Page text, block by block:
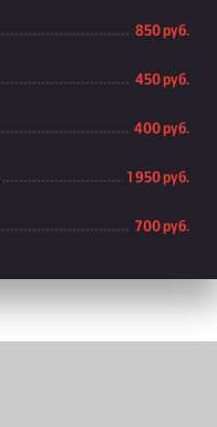
850 руб.
450 руб.
400 руб.
1 950 руб.
700 руб.